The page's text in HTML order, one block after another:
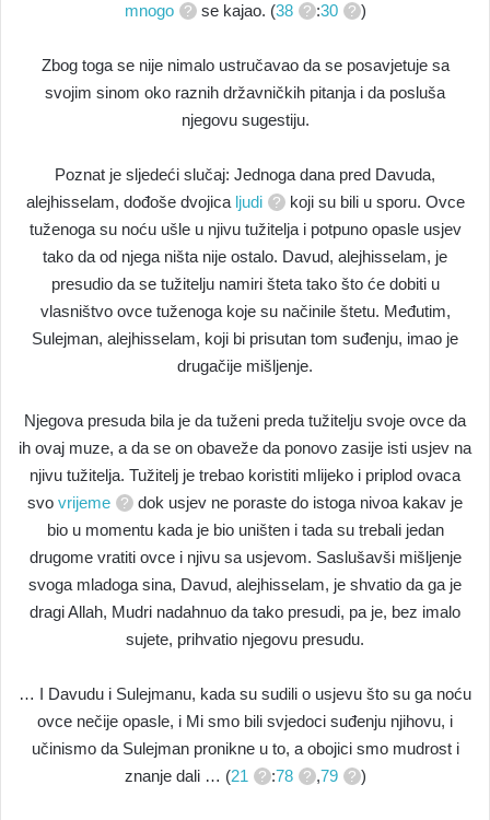
mnogo
se kajao. (38 :30 )
Zbog toga se nije nimalo ustručavao da se posavjetuje sa
svojim sinom oko raznih državničkih pitanja i da posluša
njegovu sugestiju.
Poznat je sljedeći slučaj: Jednoga dana pred Davuda,
alejhisselam, dođoše dvojica ljudi
koji su bili u sporu. Ovce
tuženoga su noću ušle u njivu tužitelja i potpuno opasle usjev
tako da od njega ništa nije ostalo. Davud, alejhisselam, je
presudio da se tužitelju namiri šteta tako što će dobiti u
vlasništvo ovce tuženoga koje su načinile štetu. Međutim,
Sulejman, alejhisselam, koji bi prisutan tom suđenju, imao je
drugačije mišljenje.
Njegova presuda bila je da tuženi preda tužitelju svoje ovce da
ih ovaj muze, a da se on obaveže da ponovo zasije isti usjev na
njivu tužitelja. Tužitelj je trebao koristiti mlijeko i priplod ovaca
svo vrijeme
dok usjev ne poraste do istoga nivoa kakav je
bio u momentu kada je bio uništen i tada su trebali jedan
drugome vratiti ovce i njivu sa usjevom. Saslušavši mišljenje
svoga mladoga sina, Davud, alejhisselam, je shvatio da ga je
dragi Allah, Mudri nadahnuo da tako presudi, pa je, bez imalo
sujete, prihvatio njegovu presudu.
… I Davudu i Sulejmanu, kada su sudili o usjevu što su ga noću
ovce nečije opasle, i Mi smo bili svjedoci suđenju njihovu, i
učinismo da Sulejman pronikne u to, a obojici smo mudrost i
znanje dali … (21 :78 ,79 )